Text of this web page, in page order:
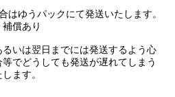
はゆうパックにて発送いたします。
償あり
いは翌日までには発送するよう心
でどうしても発送が遅れてしまう
ます。